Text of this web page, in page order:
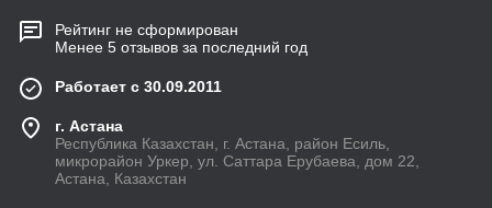
Рейтинг не сформирован
Менее 5 отзывов за последний год
Работает с 30.09.2011
г. Астана
Республика Казахстан, г. Астана, район Есиль,
микрорайон Уркер, ул. Саттара Ерубаева, дом 22,
Астана, Казахстан